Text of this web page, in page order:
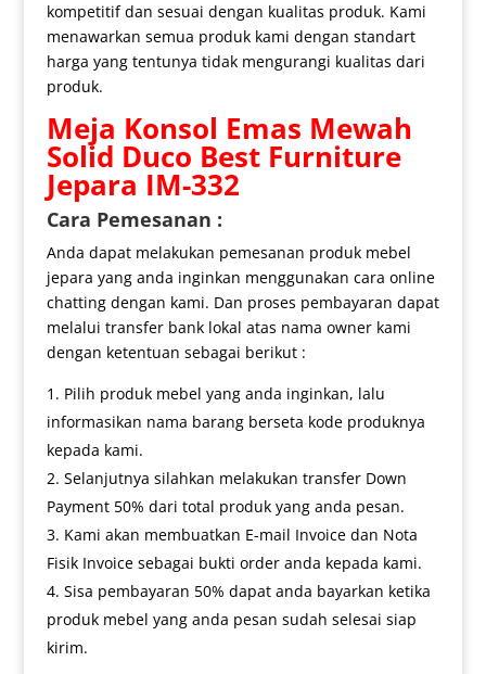
kompetitif dan sesuai dengan kualitas produk. Kami
menawarkan semua produk kami dengan standart
harga yang tentunya tidak mengurangi kualitas dari
produk.
Meja Konsol Emas Mewah
Solid Duco Best Furniture
Jepara IM-332
Cara Pemesanan :
Anda dapat melakukan pemesanan produk mebel
jepara yang anda inginkan menggunakan cara online
chatting dengan kami. Dan proses pembayaran dapat
melalui transfer bank lokal atas nama owner kami
dengan ketentuan sebagai berikut :
Pilih produk mebel yang anda inginkan, lalu
informasikan nama barang berseta kode produknya
kepada kami.
Selanjutnya silahkan melakukan transfer Down
Payment 50% dari total produk yang anda pesan.
Kami akan membuatkan E-mail Invoice dan Nota
Fisik Invoice sebagai bukti order anda kepada kami.
Sisa pembayaran 50% dapat anda bayarkan ketika
produk mebel yang anda pesan sudah selesai siap
kirim.